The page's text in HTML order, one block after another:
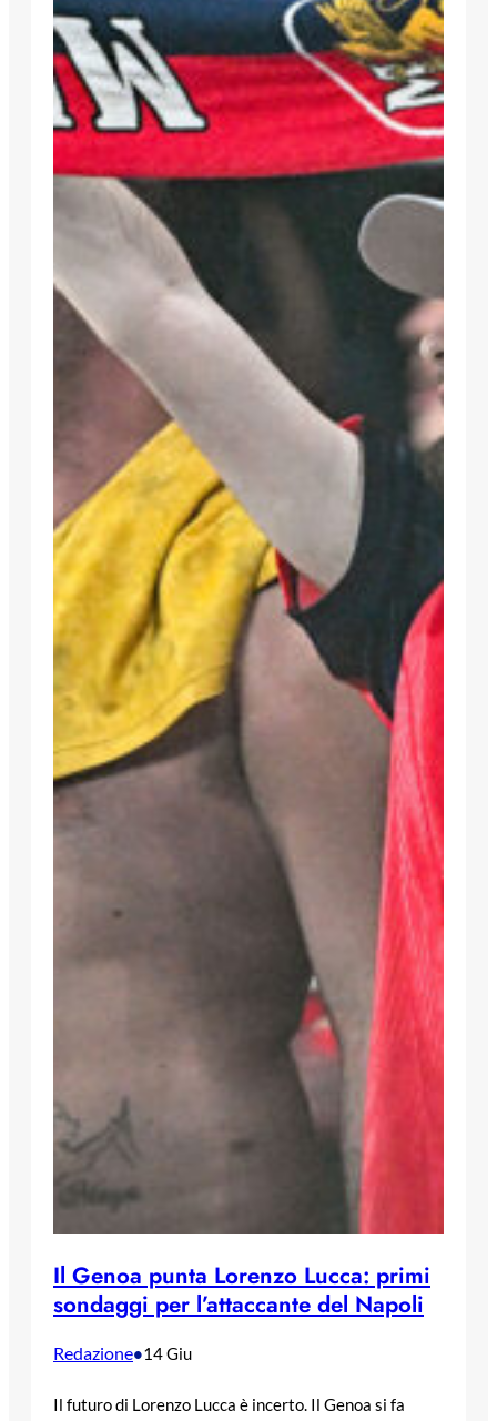
Il Genoa punta Lorenzo Lucca: primi
sondaggi per l’attaccante del Napoli
Redazione•14 Giu
Il futuro di Lorenzo Lucca è incerto. Il Genoa si fa